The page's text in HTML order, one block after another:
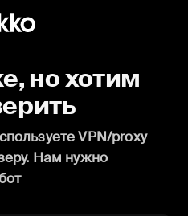
но хотим
VPN/proxy
Нам нужно